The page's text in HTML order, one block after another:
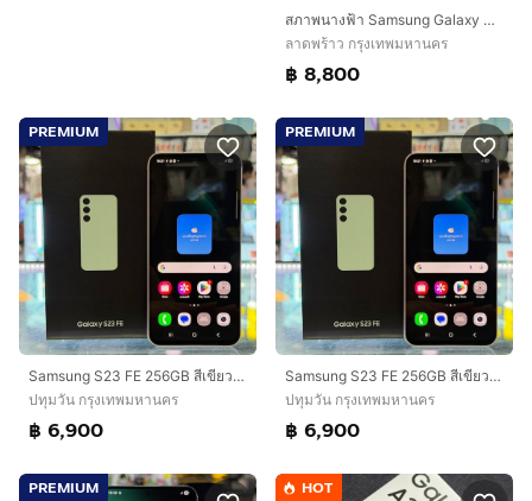
สภาพนางฟ้า Samsung Galaxy S22 Ultra 12GB256GB green เครื่องศูนย์ไทย อุปกรณ์ครบกล่อง
ลาดพร้าว กรุงเทพมหานคร
฿ 8,800
PREMIUM
Samsung S23 FE 256GB สีเขียว เครื่องศูนย์ สภาพสวยมาก จอ6.4นิ้ว แรม8รอม256 กล้อง50ล้าน(3ตัว) ครบยกกล่อง🔥🔥
ปทุมวัน กรุงเทพมหานคร
฿ 6,900
PREMIUM
Samsung S23 FE 256GB สีเขียว เครื่องศูนย์ สภาพสวยมาก จอ6.4นิ้ว แรม8รอม256 กล้อง50ล้าน(3ตัว) ครบยกกล่อง🔥🔥
ปทุมวัน กรุงเทพมหานคร
฿ 6,900
PREMIUM HOT